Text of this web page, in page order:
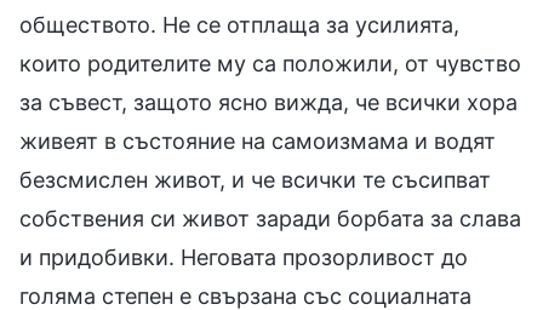
обществото. Не се отплаща за усилията,
които родителите му са положили, от чувство
за съвест, защото ясно вижда, че всички хора
живеят в състояние на самоизмама и водят
безсмислен живот, и че всички те съсипват
собствения си живот заради борбата за слава
и придобивки. Неговата прозорливост до
голяма степен е свързана със социалната